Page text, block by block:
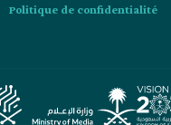
Politique de confidentialité